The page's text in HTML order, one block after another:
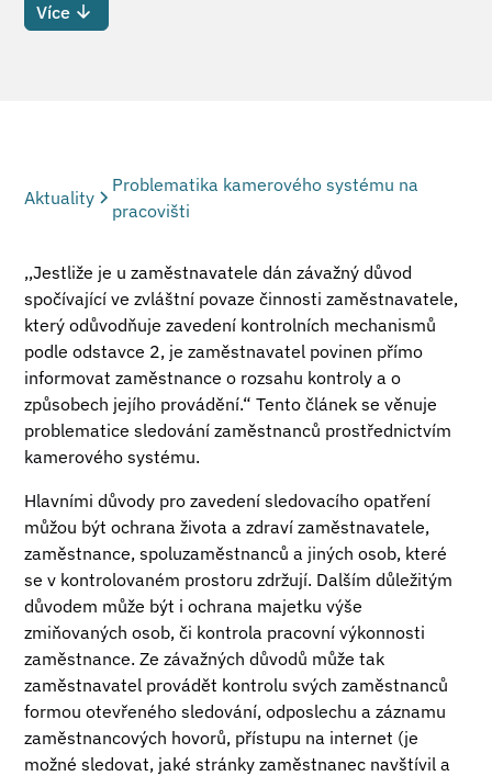
Více
Aktuality
Problematika kamerového systému na
pracovišti
,,Jestliže je u zaměstnavatele dán závažný důvod
spočívající ve zvláštní povaze činnosti zaměstnavatele,
který odůvodňuje zavedení kontrolních mechanismů
podle odstavce 2, je zaměstnavatel povinen přímo
informovat zaměstnance o rozsahu kontroly a o
způsobech jejího provádění.“ Tento článek se věnuje
problematice sledování zaměstnanců prostřednictvím
kamerového systému.
Hlavními důvody pro zavedení sledovacího opatření
můžou být ochrana života a zdraví zaměstnavatele,
zaměstnance, spoluzaměstnanců a jiných osob, které
se v kontrolovaném prostoru zdržují. Dalším důležitým
důvodem může být i ochrana majetku výše
zmiňovaných osob, či kontrola pracovní výkonnosti
zaměstnance. Ze závažných důvodů může tak
zaměstnavatel provádět kontrolu svých zaměstnanců
formou otevřeného sledování, odposlechu a záznamu
zaměstnancových hovorů, přístupu na internet (je
možné sledovat, jaké stránky zaměstnanec navštívil a